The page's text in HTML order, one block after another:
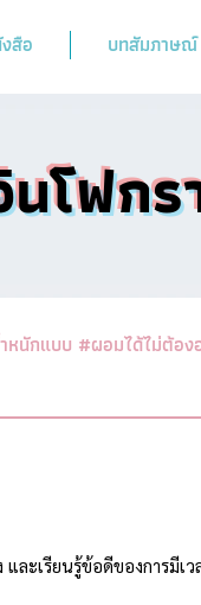
สือ บทสัมภาษณ์
โฟก
หนักแบบ #ผอมได้ไม่ต้อง
ละเรียนรู้ข้อดีของการมีเว